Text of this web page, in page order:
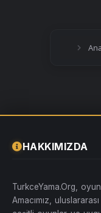
HAKKIMIZDA
TurkceYama.Org,
Amacımız,